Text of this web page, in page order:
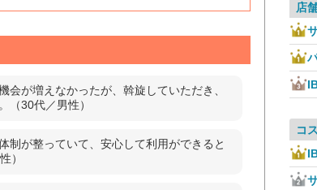
会が増えなかったが、斡旋していただき、
（30代／男性）
制が整っていて、安心して利用ができると
）
店
コ